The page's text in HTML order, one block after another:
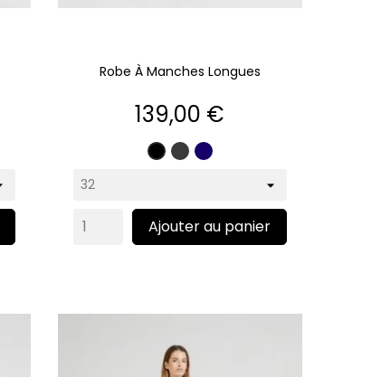
Robe À Manches Longues
Prix
139,00 €
NoirGrisMarine
Ajouter au panier